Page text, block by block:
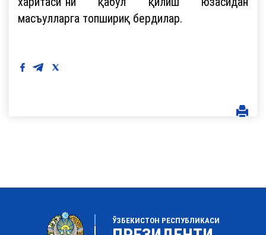
масъулларга топшириқ бердилар.
ЎЗБЕКИСТОН РЕСПУБЛИКАСИ